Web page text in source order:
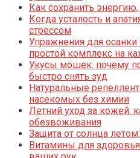
Как сохранить
Когда усталость и
стрессом
Упражнения для осанки
простой комплекс на
Укусы мошек: почему
быстро снять зуд
Натуральные
насекомых без химии
Летний уход за кожей:
обезвоживания
Защита от солнца
Витамины для